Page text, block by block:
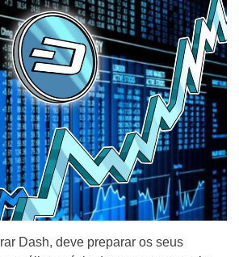
Dash, deve preparar os seus